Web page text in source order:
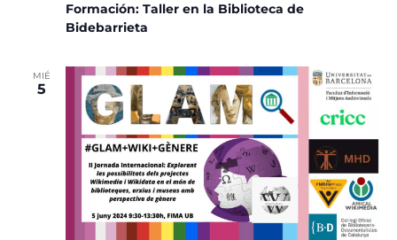
Formación: Taller en la Biblioteca de
Bidebarrieta
MIÉ
5